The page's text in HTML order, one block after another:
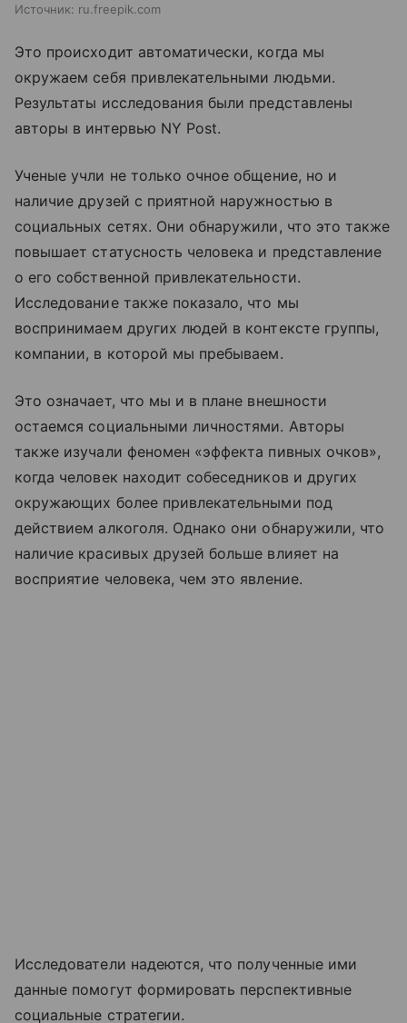
Источник: ru.freepik.com
Это происходит автоматически, когда мы
окружаем себя привлекательными людьми.
Результаты исследования были представлены
авторы в интервью NY Post.
Ученые учли не только очное общение, но и
наличие друзей с приятной наружностью в
социальных сетях. Они обнаружили, что это также
повышает статусность человека и представление
о его собственной привлекательности.
Исследование также показало, что мы
воспринимаем других людей в контексте группы,
компании, в которой мы пребываем.
Это означает, что мы и в плане внешности
остаемся социальными личностями. Авторы
также изучали феномен «эффекта пивных очков»,
когда человек находит собеседников и других
окружающих более привлекательными под
действием алкоголя. Однако они обнаружили, что
наличие красивых друзей больше влияет на
восприятие человека, чем это явление.
Исследователи надеются, что полученные ими
данные помогут формировать перспективные
социальные стратегии.